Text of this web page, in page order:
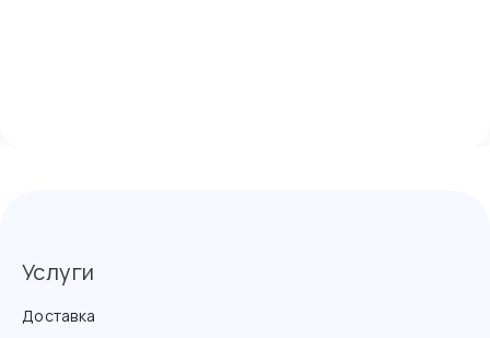
Услуги
Доставка